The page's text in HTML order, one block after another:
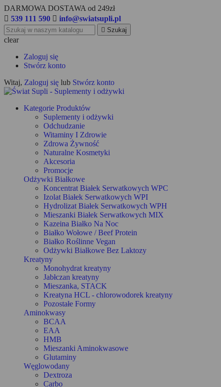
DARMOWA DOSTAWA od 249zł
 539 111 590  info@swiatsupli.pl
 Szukaj
clear
Zaloguj się
Stwórz konto
Witaj, Zaloguj się lub Stwórz konto
Kategorie Produktów
Suplementy i odżywki
Odchudzanie
Witaminy I Zdrowie
Zdrowa Żywność
Naturalne Kosmetyki
Akcesoria
Promocje
Odżywki Białkowe
Koncentrat Białek Serwatkowych WPC
Izolat Białek Serwatkowych WPI
Hydrolizat Białek Serwatkowych WPH
Mieszanki Białek Serwatkowych MIX
Kazeina Białko Na Noc
Białko Wołowe / Beef Protein
Białko Roślinne Vegan
Odżywki Białkowe Bez Laktozy
Kreatyny
Monohydrat kreatyny
Jabłczan kreatyny
Mieszanka, STACK
Kreatyna HCL - chlorowodorek kreatyny
Pozostałe Formy
Aminokwasy
BCAA
EAA
HMB
Mieszanki Aminokwasowe
Glutaminy
Węglowodany
Dextroza
Carbo